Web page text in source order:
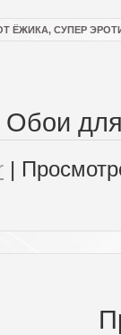
ЁЖИКА, СУПЕР
Обои
|